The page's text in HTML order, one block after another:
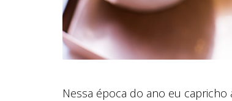
Nessa época do ano eu capricho